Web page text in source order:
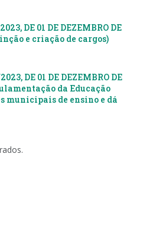
DE 01 DE DEZEMBRO DE
e criação de cargos)
DE 01 DE DEZEMBRO DE
da Educação
de ensino e dá